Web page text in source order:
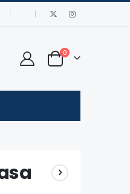
|
Cart
0artículos